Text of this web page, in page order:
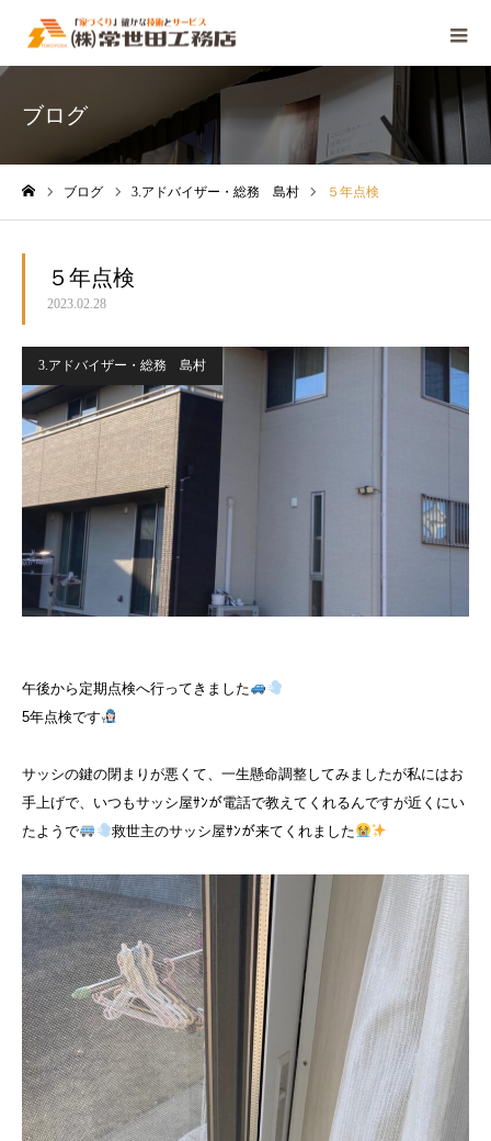
ブログ
ブログ 3.アドバイザー・総務 島村 ５年点検
５年点検
2023.02.28
3.アドバイザー・総務 島村
午後から定期点検へ行ってきました
5年点検です
サッシの鍵の閉まりが悪くて、一生懸命調整してみましたが私にはお
手上げで、いつもサッシ屋ｻﾝが電話で教えてくれるんですが近くにい
たようで
救世主のサッシ屋ｻﾝが来てくれました